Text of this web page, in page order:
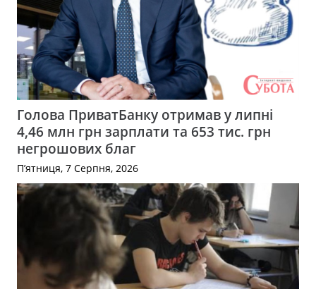
Голова ПриватБанку отримав у липні
4,46 млн грн зарплати та 653 тис. грн
негрошових благ
П’ятниця, 7 Серпня, 2026